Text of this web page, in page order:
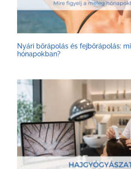
Nyári bőrápolás és fejbőrápolás:
hónapokban?